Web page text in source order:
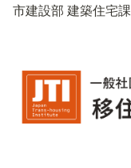
市建設部 建築住宅課